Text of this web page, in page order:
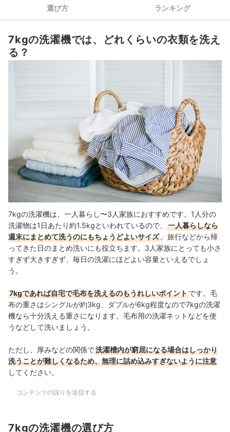
便利な機能にも注目！清潔に保てるか、安全性に配慮されてい
るかを確認しよう
5 のサイズを決めよう
7kgの洗濯機全103商品おすすめ人気ランキング
特徴で洗濯機を選びたい人はこちらをチェック！
7kgの洗濯機の売れ筋ランキングもチェック！
選び方 ランキング
7kgの洗濯機では、どれくらいの衣類を洗え
る？
7kgの洗濯機は、一人暮らし〜3人家族におすすめです。1人分の
洗濯物は1日あたり約1.5kgといわれているので、
一人暮らしなら
週末にまとめて洗うのにもちょうどよいサイズ 。旅行などから帰
ってきた日のまとめ洗いにも役立ちます。3人家族にとっても小さ
すぎず大きすぎず、毎日の洗濯にほどよい容量といえるでしょ
う。
7kgであれば自宅で毛布を洗えるのもうれしいポイントです。毛
布の重さはシングルが約3kg、ダブルが6kg程度なので7kgの洗濯
機なら十分洗える重さになります。毛布用の洗濯ネットなどを使
うなどして洗いましょう。
ただし、厚みなどの関係で洗濯槽内が窮屈になる場合はしっかり
洗うことが難しくなるため、無理に詰め込みすぎないように注意
してください。
コンテンツの誤りを送信する
7kgの洗濯機の選び方